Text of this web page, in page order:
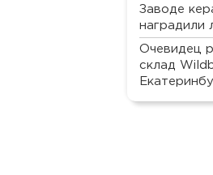
Заводе
наградили
Очевидец
склад